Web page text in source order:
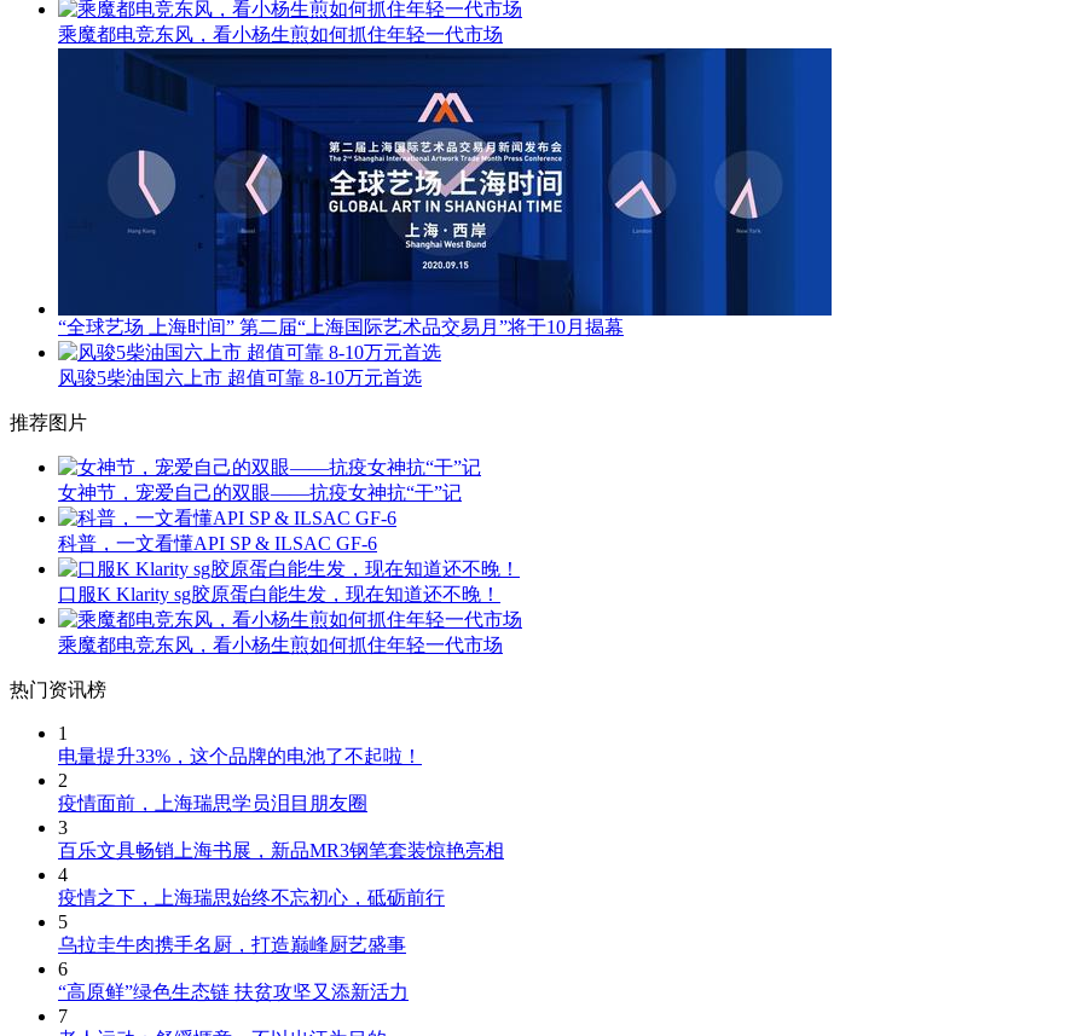
乘魔都电竞东风，看小杨生煎如何抓住年轻一代市场
“全球艺场 上海时间” 第二届“上海国际艺术品交易月”将于10月揭幕
风骏5柴油国六上市 超值可靠 8-10万元首选
推荐图片
女神节，宠爱自己的双眼——抗疫女神抗“干”记
科普，一文看懂API SP & ILSAC GF-6
口服K Klarity sg胶原蛋白能生发，现在知道还不晚！
乘魔都电竞东风，看小杨生煎如何抓住年轻一代市场
热门资讯榜
1
电量提升33%，这个品牌的电池了不起啦！
2
疫情面前，上海瑞思学员泪目朋友圈
3
百乐文具畅销上海书展，新品MR3钢笔套装惊艳亮相
4
疫情之下，上海瑞思始终不忘初心，砥砺前行
5
乌拉圭牛肉携手名厨，打造巅峰厨艺盛事
6
“高原鲜”绿色生态链 扶贫攻坚又添新活力
7